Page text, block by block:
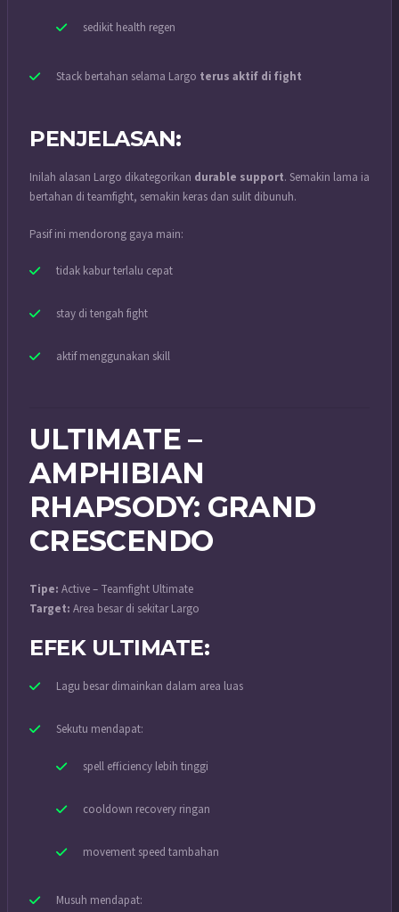
sedikit health regen
Stack bertahan selama Largo terus aktif di fight
PENJELASAN:
Inilah alasan Largo dikategorikan durable support. Semakin lama ia
bertahan di teamfight, semakin keras dan sulit dibunuh.
Pasif ini mendorong gaya main:
tidak kabur terlalu cepat
stay di tengah fight
aktif menggunakan skill
ULTIMATE –
AMPHIBIAN
RHAPSODY: GRAND
CRESCENDO
Tipe: Active – Teamfight Ultimate
Target: Area besar di sekitar Largo
EFEK ULTIMATE:
Lagu besar dimainkan dalam area luas
Sekutu mendapat:
spell efficiency lebih tinggi
cooldown recovery ringan
movement speed tambahan
Musuh mendapat: